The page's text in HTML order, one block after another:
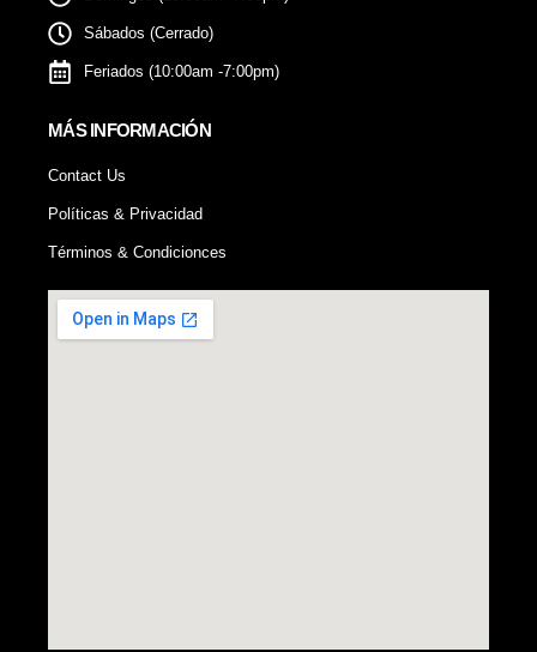
Sábados (Cerrado)
Feriados (10:00am -7:00pm)
MÁS INFORMACIÓN
Contact Us
Políticas & Privacidad
Términos & Condicionces